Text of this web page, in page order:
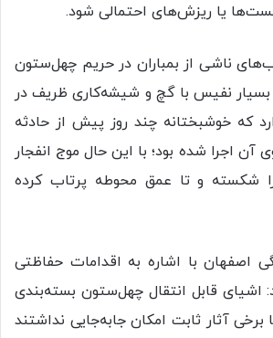
یا ریزش‌های احتمالی شود.
ناشی از بمباران در حریم چهل‌ستون
نفیس با گچ و شیشه‌کاری ظریف در
که خوشبختانه چند روز پیش از حادثه
آن اجرا شده بود؛ با این حال موج انفجار
شکسته و تا عمق محوطه پرتاب کرده
اصفهان با اشاره به اقدامات حفاظتی
اشیای قابل انتقال چهل‌ستون بسته‌بندی
برخی آثار ثابت امکان جابه‌جایی نداشتند